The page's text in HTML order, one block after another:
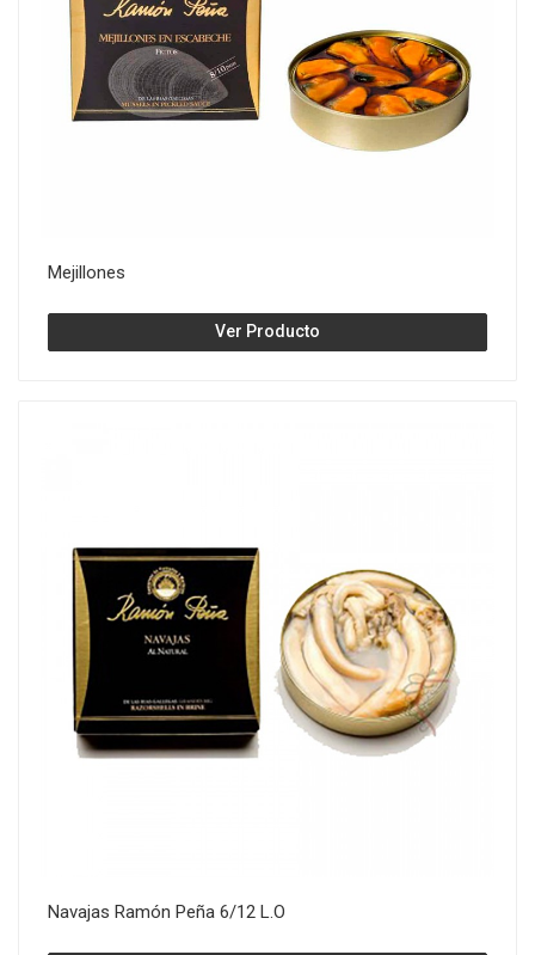
Mejillones
Ver Producto
Navajas Ramón Peña 6/12 L.O